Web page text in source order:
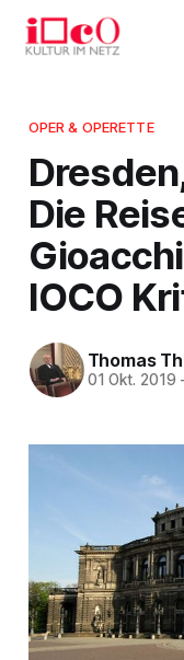
OPER & OPERETTE
Die
IOCO
Thomas
01 Okt. 2019